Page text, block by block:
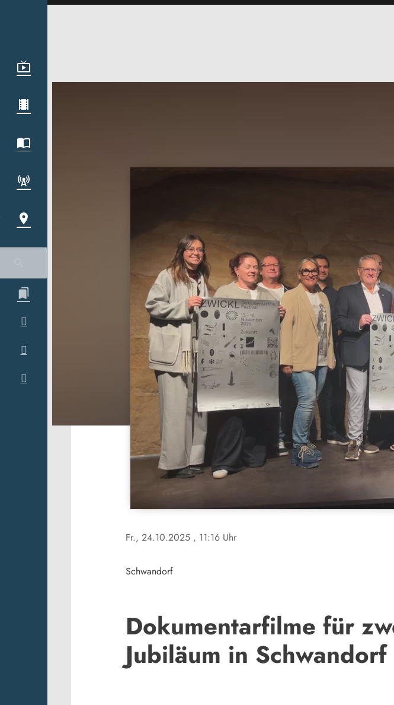
Fr., 24.10.2025 , 11:16 Uhr
Schwandorf
Dokumentarfilme für
Jubiläum in Schwandorf